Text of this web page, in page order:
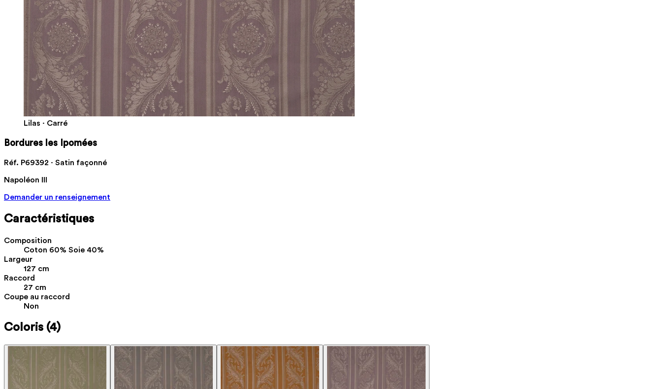
Lilas · Carré
Bordures les Ipomées
Réf. P69392 · Satin façonné
Napoléon III
Demander un renseignement
Caractéristiques
Composition
Coton 60% Soie 40%
Largeur
127 cm
Raccord
27 cm
Coupe au raccord
Non
Coloris (4)